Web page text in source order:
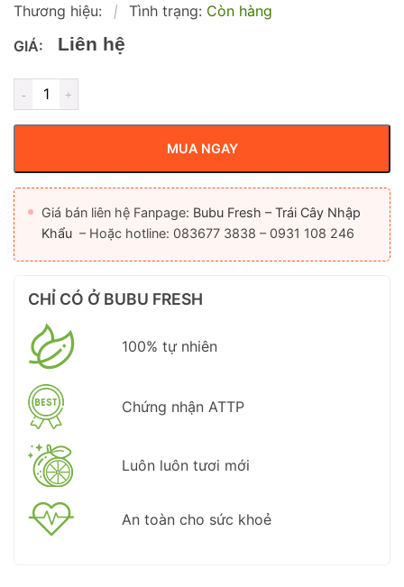
Thương hiệu: | Tình trạng: Còn hàng
GIÁ:
Liên hệ
MUA NGAY
Giá bán liên hệ Fanpage: Bubu Fresh – Trái Cây Nhập
Khẩu – Hoặc hotline: 083677 3838 – 0931 108 246
CHỈ CÓ Ở BUBU FRESH
100% tự nhiên
Chứng nhận ATTP
Luôn luôn tươi mới
An toàn cho sức khoẻ